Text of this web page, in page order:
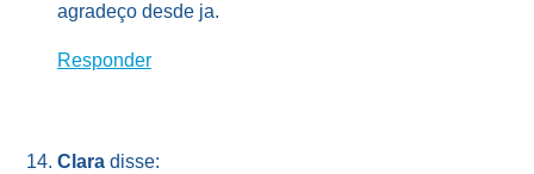
agradeço desde ja.
Responder
Clara disse: